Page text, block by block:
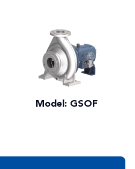
Model: GSOF